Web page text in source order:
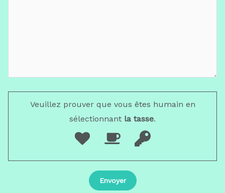
Veuillez prouver que vous êtes humain en
sélectionnant la tasse.